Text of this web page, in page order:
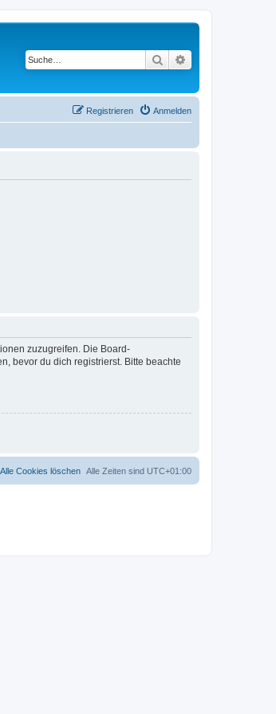
Suche
Anmelden
Registrieren
zuzugreifen. Die Board-
bevor du dich registrierst. Bitte beachte
Alle Zeiten sind UTC+01:00
Alle Cookies löschen